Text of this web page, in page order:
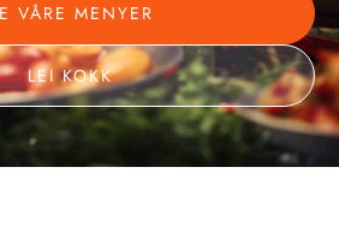
VÅRE MENYER
LEI KOKK